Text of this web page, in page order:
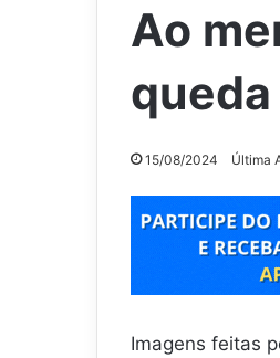
Ao
15/08/2024 Última
Imagens feitas